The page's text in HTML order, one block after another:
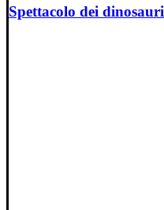
Spettacolo dei dinosauri